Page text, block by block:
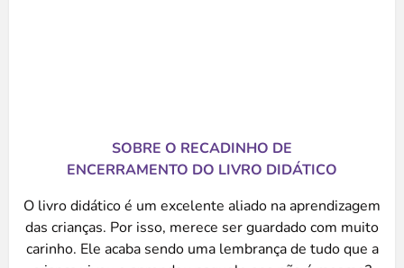
SOBRE O RECADINHO DE
ENCERRAMENTO DO LIVRO DIDÁTICO
O livro didático é um excelente aliado na aprendizagem
das crianças. Por isso, merece ser guardado com muito
carinho. Ele acaba sendo uma lembrança de tudo que a